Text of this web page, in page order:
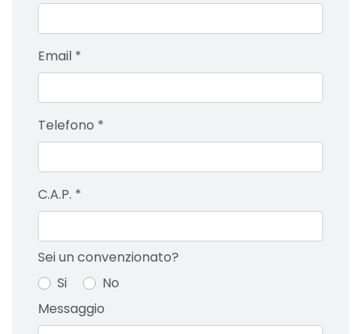
Email *
Telefono *
C.A.P. *
Sei un convenzionato?
Si
No
Messaggio